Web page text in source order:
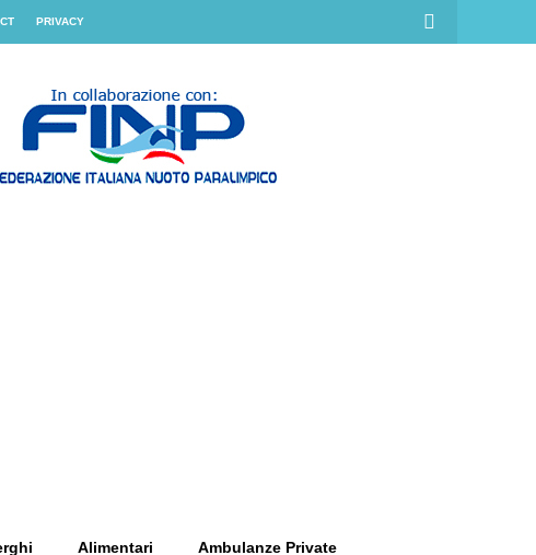
PRIVACY
Alimentari Ambulanze Private